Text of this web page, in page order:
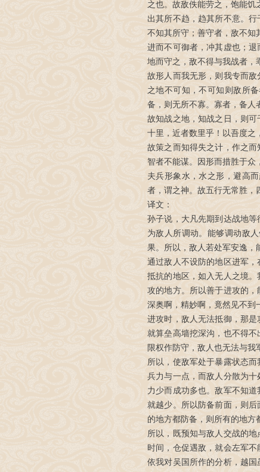
之也。故敌佚能劳之，饱能饥
出其所不趋，趋其所不意。
不知其所守；善守者，敌不知
进而不可御者，冲其虚也；
地而守之，敌不得与我战者，
故形人而我无形，则我专而
之地不可知，不可知则敌所
备，则无所不寡。寡者，备人
故知战之地，知战之日，则
十里，近者数里乎！以吾度之
故策之而知得失之计，作之
智者不能谋。因形而措胜于众
夫兵形象水，水之形，避高
者，谓之神。故五行无常胜，
译文：
孙子说，大凡先期到达战地
为敌人所调动。能够调动敌
果。所以，敌人若处军安逸，
通过敌人不设防的地区进军
抵抗的地区，如入无人之境
攻的地方。所以善于进攻的
深奥啊，精妙啊，竟然见不到
进攻时，敌人无法抵御，那
就算垒高墙挖深沟，也不得
限权作防守，敌人也无法与我
所以，使敌军处于暴露状态
兵力与一点，而敌人分散为
力少而成功多也。敌军不知
就越少。所以防备前面，则
的地方都防备，则所有的地方
所以，既预知与敌人交战的
时间，仓促遇敌，就会左军
依我对吴国所作的分析，越